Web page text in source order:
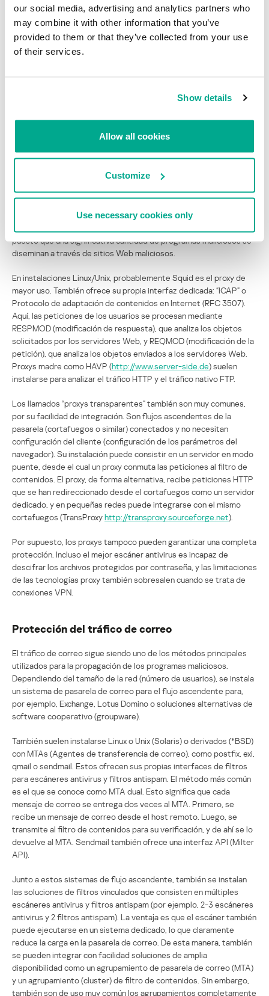
our social media, advertising and analytics partners who
may combine it with other information that you’ve
provided to them or that they’ve collected from your use
of their services.
Show details
Allow all cookies
Customize
Use necessary cookies only
la vulneración del sistema afectado. Para minimizar los riesgos
generales, se deben considerar varios escenarios al configurar el
cortafuegos, y se deben definir claramente los servicios y puertos
autorizados.
HTTP. Es por esta razón que módulos inteligentes agregados,
para los cortafuegos clásicos.
También es posible instalar un proxy en lugar de dejar que los
empleados de una empresa accedan directamente a Internet. Esto
puesto que una significativa cantidad de programas maliciosos se
diseminan a través de sitios Web maliciosos.
En instalaciones Linux/Unix, probablemente Squid es el proxy de
mayor uso. También ofrece su propia interfaz dedicada: “ICAP” o
Protocolo de adaptación de contenidos en Internet (RFC 3507).
Aquí, las peticiones de los usuarios se procesan mediante
RESPMOD (modificación de respuesta), que analiza los objetos
solicitados por los servidores Web, y REQMOD (modificación de la
petición), que analiza los objetos enviados a los servidores Web.
Proxys madre como HAVP (http://www.server-side.de) suelen
instalarse para analizar el tráfico HTTP y el tráfico nativo FTP.
Los llamados “proxys transparentes” también son muy comunes,
por su facilidad de integración. Son flujos ascendentes de la
pasarela (cortafuegos o similar) conectados y no necesitan
configuración del cliente (configuración de los parámetros del
navegador). Su instalación puede consistir en un servidor en modo
puente, desde el cual un proxy conmuta las peticiones al filtro de
contenidos. El proxy, de forma alternativa, recibe peticiones HTTP
que se han redireccionado desde el cortafuegos como un servidor
dedicado, y en pequeñas redes puede integrarse con el mismo
cortafuegos (TransProxyhttp://transproxy.sourceforge.net).
Por supuesto, los proxys tampoco pueden garantizar una completa
protección. Incluso el mejor escáner antivirus es incapaz de
descifrar los archivos protegidos por contraseña, y las limitaciones
de las tecnologías proxy también sobresalen cuando se trata de
conexiones VPN.
Protección del tráfico de correo
El tráfico de correo sigue siendo uno de los métodos principales
utilizados para la propagación de los programas maliciosos.
Dependiendo del tamaño de la red (número de usuarios), se instala
un sistema de pasarela de correo para el flujo ascendente para,
por ejemplo, Exchange, Lotus Domino o soluciones alternativas de
software cooperativo (groupware).
También suelen instalarse Linux o Unix (Solaris) o derivados (*BSD)
con MTAs (Agentes de transferencia de correo), como postfix, exi,
qmail o sendmail. Estos ofrecen sus propias interfaces de filtros
para escáneres antivirus y filtros antispam. El método más común
es el que se conoce como MTA dual. Esto significa que cada
mensaje de correo se entrega dos veces al MTA. Primero, se
recibe un mensaje de correo desde el host remoto. Luego, se
transmite al filtro de contenidos para su verificación, y de ahí se lo
devuelve al MTA. Sendmail también ofrece una interfaz API (Milter
API).
Junto a estos sistemas de flujo ascendente, también se instalan
las soluciones de filtros vinculados que consisten en múltiples
escáneres antivirus y filtros antispam (por ejemplo, 2-3 escáneres
antivirus y 2 filtros antispam). La ventaja es que el escáner también
puede ejecutarse en un sistema dedicado, lo que claramente
reduce la carga en la pasarela de correo. De esta manera, también
se pueden integrar con facilidad soluciones de amplia
disponibilidad como un agrupamiento de pasarela de correo (MTA)
y un agrupamiento (cluster) de filtro de contenidos. Sin embargo,
también son de uso muy común los agrupamientos completamente